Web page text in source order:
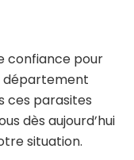
confiance pour
département
ces parasites
dès aujourd’hui
situation.